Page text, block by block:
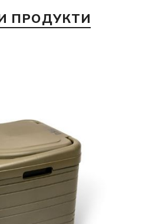
ПРОДУКТИ